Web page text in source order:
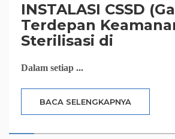
INSTALASI CSSD
Terdepan
Sterilisasi di
Dalam setiap ...
BACA SELENGKAPNYA